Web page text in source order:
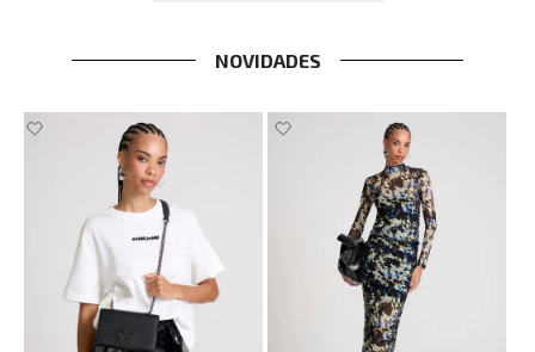
NOVIDADES